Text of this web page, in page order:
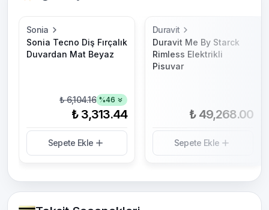
Sonia
Sonia Tecno Diş Fırçalık
Duvardan Mat Beyaz
₺ 6,104.16 %46
₺ 3,313.44
Sepete Ekle
Duravit
Duravit Me By Starck
Rimless Elektrikli
Pisuvar
₺ 49,268.00
Sepete Ekle